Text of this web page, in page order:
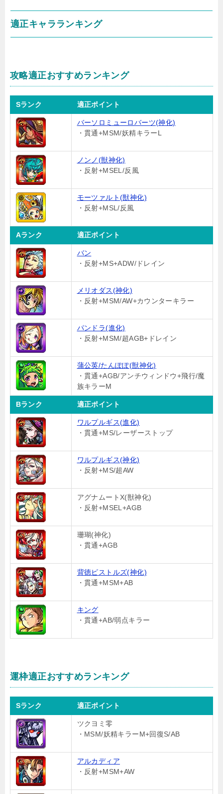
適正キャラランキング
攻略適正おすすめランキング
Sランク 適正ポイント
バーソロミューロバーツ(神化)
・貫通+MSM/妖精キラーL
ノンノ(獣神化)
・反射+MSEL/反風
モーツァルト(獣神化)
・反射+MSL/反風
Aランク 適正ポイント
バン
・反射+MS+ADW/ドレイン
メリオダス(神化)
・反射+MSM/AW+カウンターキラー
パンドラ(進化)
・反射+MSM/超AGB+ドレイン
蒲公英/たんぽぽ(獣神化)
・貫通+AGB/アンチウィンドウ+飛行/魔
族キラーM
Bランク 適正ポイント
ワルプルギス(進化)
・貫通+MS/レーザーストップ
ワルプルギス(神化)
・反射+MS/超AW
アグナムートX(獣神化)
・反射+MSEL+AGB
珊瑚(神化)
・貫通+AGB
背徳ピストルズ(神化)
・貫通+MSM+AB
キング
・貫通+AB/弱点キラー
運枠適正おすすめランキング
Sランク 適正ポイント
ツクヨミ零
・MSM/妖精キラーM+回復S/AB
アルカディア
・反射+MSM+AW